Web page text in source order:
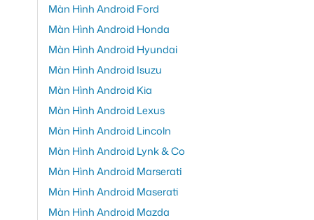
Màn Hình Android Ford
Màn Hình Android Honda
Màn Hình Android Hyundai
Màn Hình Android Isuzu
Màn Hình Android Kia
Màn Hình Android Lexus
Màn Hình Android Lincoln
Màn Hình Android Lynk & Co
Màn Hình Android Marserati
Màn Hình Android Maserati
Màn Hình Android Mazda